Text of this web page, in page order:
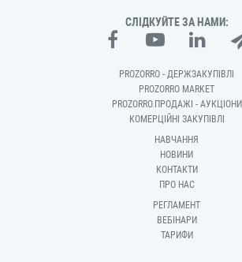
СЛІДКУЙТЕ ЗА НАМИ:
PROZORRO - ДЕРЖЗАКУПІВЛІ
PROZORRO MARKET
PROZORRO.ПРОДАЖІ - АУКЦІОНИ
КОМЕРЦІЙНІ ЗАКУПІВЛІ
НАВЧАННЯ
НОВИНИ
КОНТАКТИ
ПРО НАС
РЕГЛАМЕНТ
ВЕБІНАРИ
ТАРИФИ